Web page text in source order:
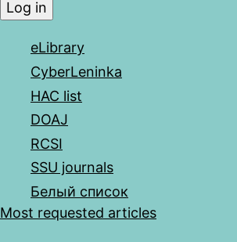
eLibrary
CyberLeninka
HAC list
DOAJ
RCSI
SSU journals
Белый список
Most requested articles